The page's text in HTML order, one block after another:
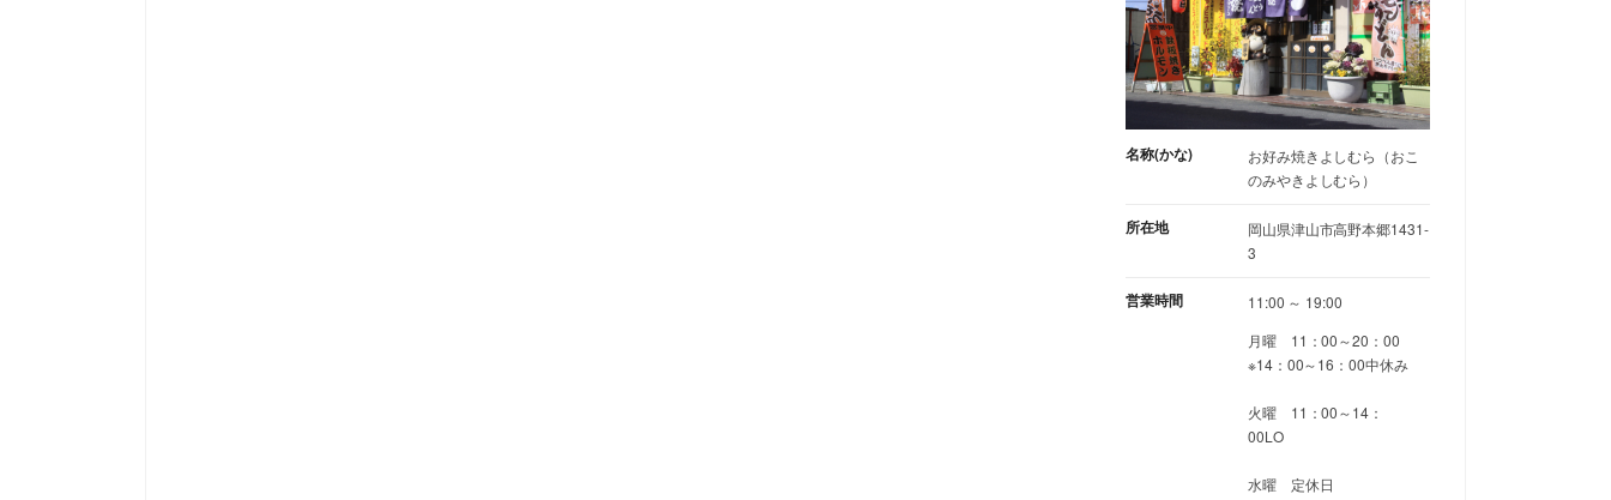
名称(かな)
お好み焼きよしむら（おこ
のみやきよしむら）
所在地
岡山県津山市高野本郷1431-
3
営業時間
11:00 ～ 19:00
月曜 11：00～20：00
※14：00～16：00中休み
火曜 11：00～14：
00LO
水曜 定休日